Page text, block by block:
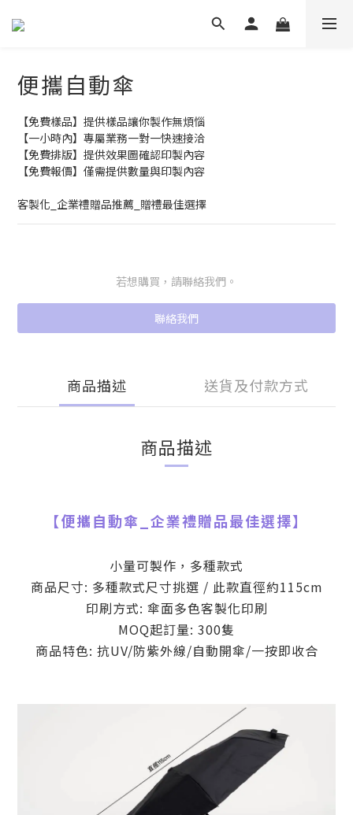
便攜自動傘
【免費樣品】提供樣品讓你製作無煩惱
【一小時內】專屬業務一對一快速接洽
【免費排版】提供效果圖確認印製內容
【免費報價】僅需提供數量與印製內容
客製化_企業禮贈品推薦_贈禮最佳選擇
若想購買，請聯絡我們。
聯絡我們
商品描述 送貨及付款方式
商品描述
【便攜自動傘 企業禮贈品最佳選擇】
小量可製作，多種款式
商品尺寸: 多種款式尺寸挑選 / 此款直徑約115cm
印刷方式: 傘面多色客製化印刷
MOQ起訂量: 300隻
商品特色: 抗UV/防紫外線/自動開傘/一按即收合